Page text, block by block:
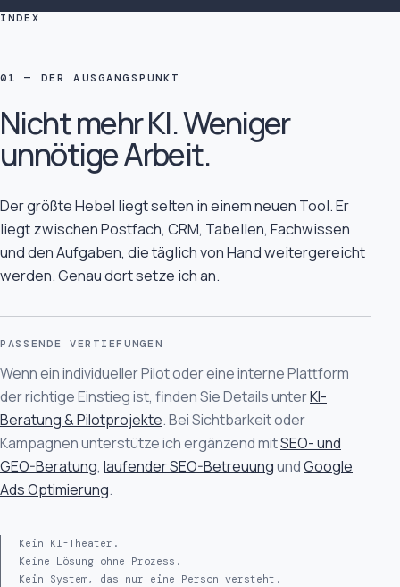
INDEX
01 — DER AUSGANGSPUNKT
Nicht mehr KI. Weniger
unnötige Arbeit.
Der größte Hebel liegt selten in einem neuen Tool. Er
liegt zwischen Postfach, CRM, Tabellen, Fachwissen
und den Aufgaben, die täglich von Hand weitergereicht
werden. Genau dort setze ich an.
PASSENDE VERTIEFUNGEN
Wenn ein individueller Pilot oder eine interne Plattform
der richtige Einstieg ist, finden Sie Details unterKI-
Beratung & Pilotprojekte. Bei Sichtbarkeit oder
Kampagnen unterstütze ich ergänzend mitSEO- und
GEO-Beratung, laufender SEO-BetreuungundGoogle
Ads Optimierung.
Kein KI-Theater.
Keine Lösung ohne Prozess.
Kein System, das nur eine Person versteht.